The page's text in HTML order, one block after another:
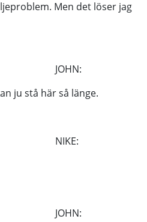
Men det löser jag
JOHN:
ju stå här så länge.
NIKE:
JOHN: